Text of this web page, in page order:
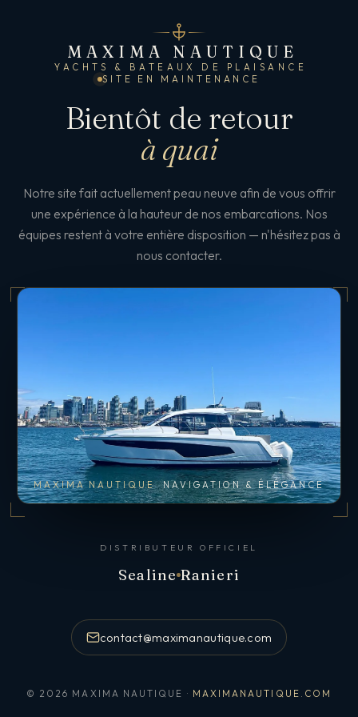
MAXIMA NAUTIQUE
YACHTS & BATEAUX DE PLAISANCE
SITE EN MAINTENANCE
Bientôt de retour
à quai
Notre site fait actuellement peau neuve afin de vous offrir
une expérience à la hauteur de nos embarcations. Nos
équipes restent à votre entière disposition — n'hésitez pas à
nous contacter.
MAXIMA NAUTIQUE NAVIGATION & ÉLÉGANCE
DISTRIBUTEUR OFFICIEL
Sealine Ranieri
contact@maximanautique.com
© 2026 MAXIMA NAUTIQUE · MAXIMANAUTIQUE.COM